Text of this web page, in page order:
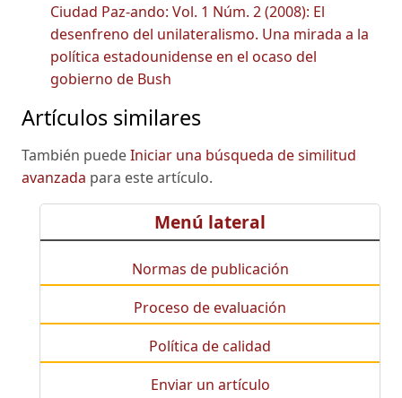
Ciudad Paz-ando: Vol. 1 Núm. 2 (2008): El
desenfreno del unilateralismo. Una mirada a la
política estadounidense en el ocaso del
gobierno de Bush
Artículos similares
También puedeIniciar una búsqueda de similitud
avanzada para este artículo.
Menú lateral
Normas de publicación
Proceso de evaluación
Política de calidad
Enviar un artículo